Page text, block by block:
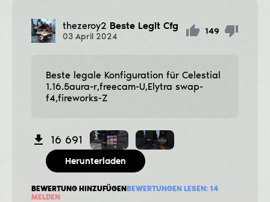
thezeroy2 Beste Legit Cfg
03 April 2024
149
Beste legale Konfiguration für Celestial
1.16.5aura-r,freecam-U,Elytra swap-
f4,fireworks-Z
16 691
Herunterladen
BEWERTUNG HINZUFÜGENBEWERTUNGEN LESEN: 14
MELDEN